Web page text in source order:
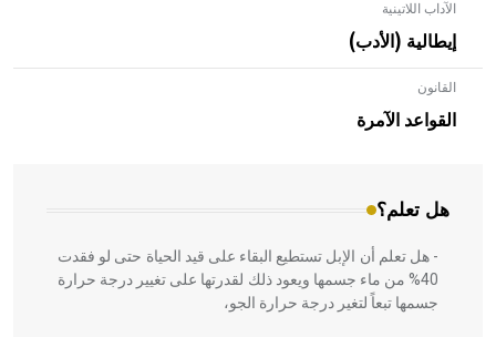
الآداب اللاتينية
إيطالية (الأدب)
القانون
القواعد الآمرة
هل تعلم؟
- هل تعلم أن الأبلق نوع من الفنون الهندسية التي ارتبطت
بالعمارة الإسلامية في بلاد الشام ومصر خاصة، حيث يحرص
المعمار على بناء مداميكه وخاصة في الواجهات
- هل تعلم أن الإبل تستطيع البقاء على قيد الحياة حتى لو فقدت
40% من ماء جسمها ويعود ذلك لقدرتها على تغيير درجة حرارة
جسمها تبعاً لتغير درجة حرارة الجو،